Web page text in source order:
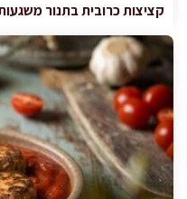
קציצות כרובית בתנור משגעות